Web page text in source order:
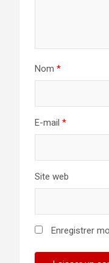
Nom *
E-mail *
Site web
Enregistrer